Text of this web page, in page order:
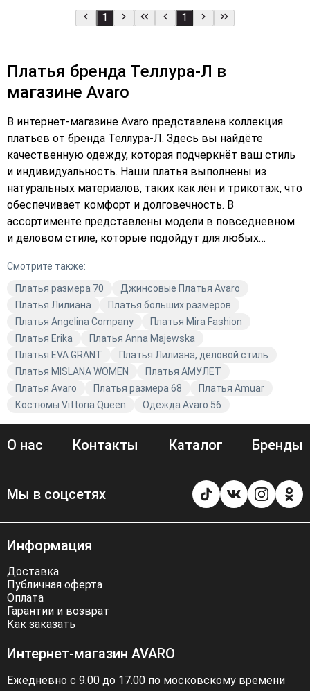
1 1
Платья бренда Теллура-Л в
магазине Avaro
В интернет-магазине Avaro представлена коллекция
платьев от бренда Теллура-Л. Здесь вы найдёте
качественную одежду, которая подчеркнёт ваш стиль
и индивидуальность. Наши платья выполнены из
натуральных материалов, таких как лён и трикотаж, что
обеспечивает комфорт и долговечность. В
ассортименте представлены модели в повседневном
и деловом стиле, которые подойдут для любых
жёлтом цвете, чтобы создать яркий и
запоминающийся образ. Коллекция платьев от Теллура-
Л в магазине Avaro — это сочетание качества, стиля и
актуальных трендов. Подчеркните свою
индивидуальность с помощью нашей одежды. В Avaro
вы найдёте не только платья, но и другие элементы
гардероба, которые помогут вам создать гармоничный
образ. Мы следим за модными тенденциями и
предлагаем вам только качественную одежду, которая
будет радовать вас своим внешним видом и
удобством. Платья от Теллура-Л — это отличный выбор
для тех, кто ценит стиль, качество и комфорт.
Смотрите также:
Платья размера 70
Джинсовые Платья Avaro
Платья Лилиана
Платья больших размеров
Платья Angelina Company
Платья Mira Fashion
Платья Erika
Платья Anna Majewska
Платья EVA GRANT
Платья Лилиана, деловой стиль
Платья MISLANA WOMEN
Платья АМУЛЕТ
Платья Avaro
Платья размера 68
Платья Amuar
Костюмы Vittoria Queen
Одежда Avaro 56
О нас Контакты Каталог Бренды
Мы в соцсетях
Информация
Доставка
Публичная оферта
Оплата
Гарантии и возврат
Как заказать
Интернет-магазин AVARO
Ежедневно с 9.00 до 17.00 по московскому времени